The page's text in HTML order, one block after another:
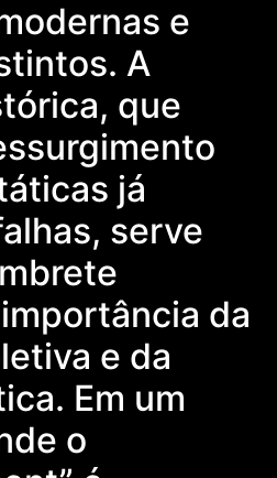
e
A
que
já
serve
da
e da
Em um
o